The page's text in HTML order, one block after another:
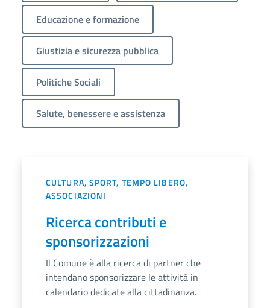
Educazione e formazione
Giustizia e sicurezza pubblica
Politiche Sociali
Salute, benessere e assistenza
CULTURA, SPORT, TEMPO LIBERO,
ASSOCIAZIONI
Ricerca contributi e
sponsorizzazioni
Il Comune è alla ricerca di partner che
intendano sponsorizzare le attività in
calendario dedicate alla cittadinanza.